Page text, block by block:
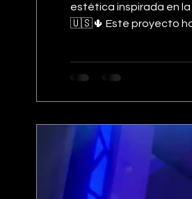
estética inspirada en
🇺🇸🌵 Este proyecto ha sido concebido desde cero para ofrecer una propuesta visual única, potente y altamente competitiva